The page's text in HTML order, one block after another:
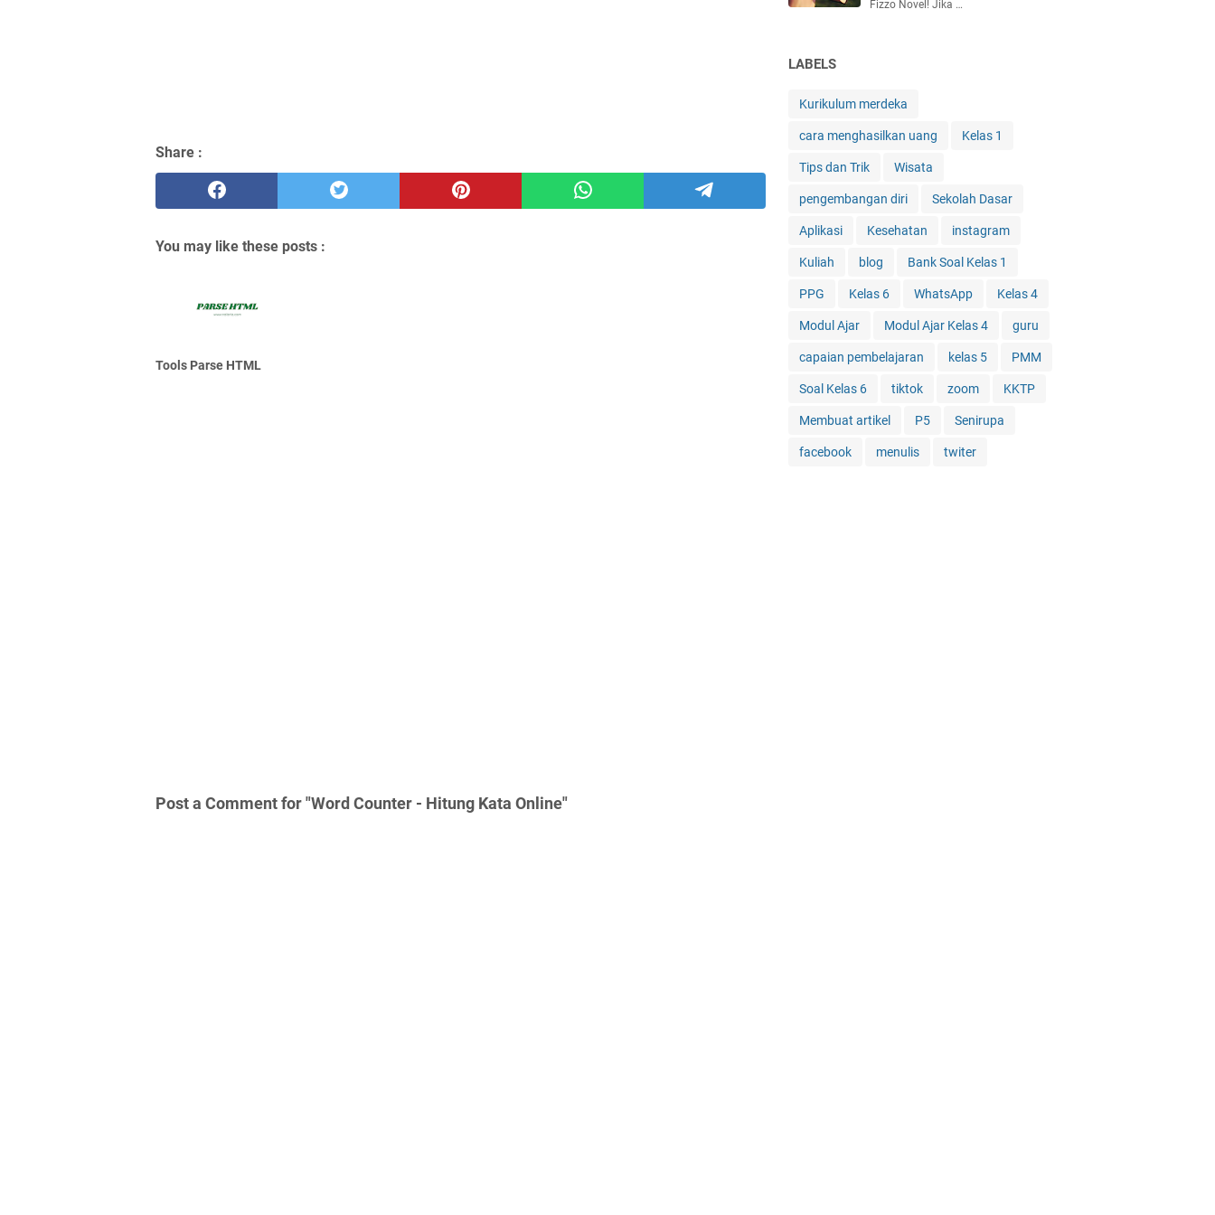
Share :
You may like these posts :
Tools Parse HTML
Post a Comment for "Word Counter - Hitung Kata Online"
Fizzo Novel! Jika …
LABELS
Kurikulum merdeka
cara menghasilkan uang Kelas 1
Tips dan Trik Wisata
pengembangan diri Sekolah Dasar
Aplikasi Kesehatan instagram
Kuliah blog Bank Soal Kelas 1
PPG Kelas 6 WhatsApp Kelas 4
Modul Ajar Modul Ajar Kelas 4 guru
capaian pembelajaran kelas 5 PMM
Soal Kelas 6 tiktok zoom KKTP
Membuat artikel P5 Senirupa
facebook menulis twiter